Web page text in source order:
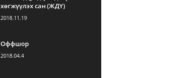
хөгжүүлэх сан (ЖДҮ)
2018.11.19
Оффшор
2018.04.4